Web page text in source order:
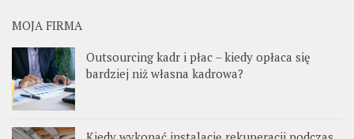
MOJA FIRMA
Outsourcing kadr i płac – kiedy opłaca się
bardziej niż własna kadrowa?